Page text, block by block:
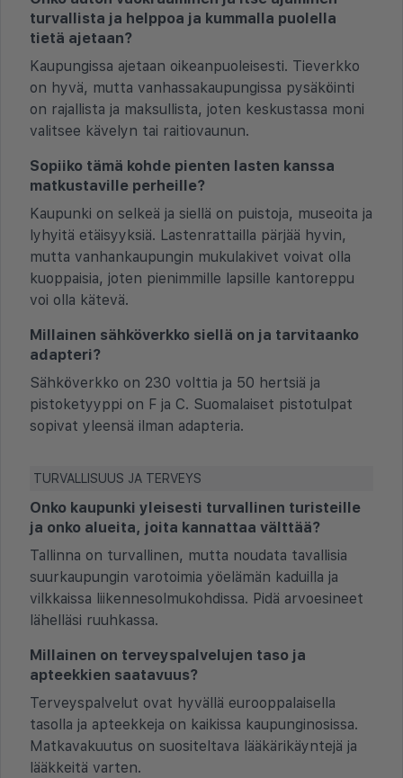
turvallista ja helppoa ja kummalla puolella
tietä ajetaan?
Kaupungissa ajetaan oikeanpuoleisesti. Tieverkko
on hyvä, mutta vanhassakaupungissa pysäköinti
on rajallista ja maksullista, joten keskustassa moni
valitsee kävelyn tai raitiovaunun.
Sopiiko tämä kohde pienten lasten kanssa
matkustaville perheille?
Kaupunki on selkeä ja siellä on puistoja, museoita ja
lyhyitä etäisyyksiä. Lastenrattailla pärjää hyvin,
mutta vanhankaupungin mukulakivet voivat olla
kuoppaisia, joten pienimmille lapsille kantoreppu
voi olla kätevä.
Millainen sähköverkko siellä on ja tarvitaanko
adapteri?
Sähköverkko on 230 volttia ja 50 hertsiä ja
pistoketyyppi on F ja C. Suomalaiset pistotulpat
sopivat yleensä ilman adapteria.
TURVALLISUUS JA TERVEYS
Onko kaupunki yleisesti turvallinen turisteille
ja onko alueita, joita kannattaa välttää?
Tallinna on turvallinen, mutta noudata tavallisia
suurkaupungin varotoimia yöelämän kaduilla ja
vilkkaissa liikennesolmukohdissa. Pidä arvoesineet
lähelläsi ruuhkassa.
Millainen on terveyspalvelujen taso ja
apteekkien saatavuus?
Terveyspalvelut ovat hyvällä eurooppalaisella
tasolla ja apteekkeja on kaikissa kaupunginosissa.
Matkavakuutus on suositeltava lääkärikäyntejä ja
lääkkeitä varten.